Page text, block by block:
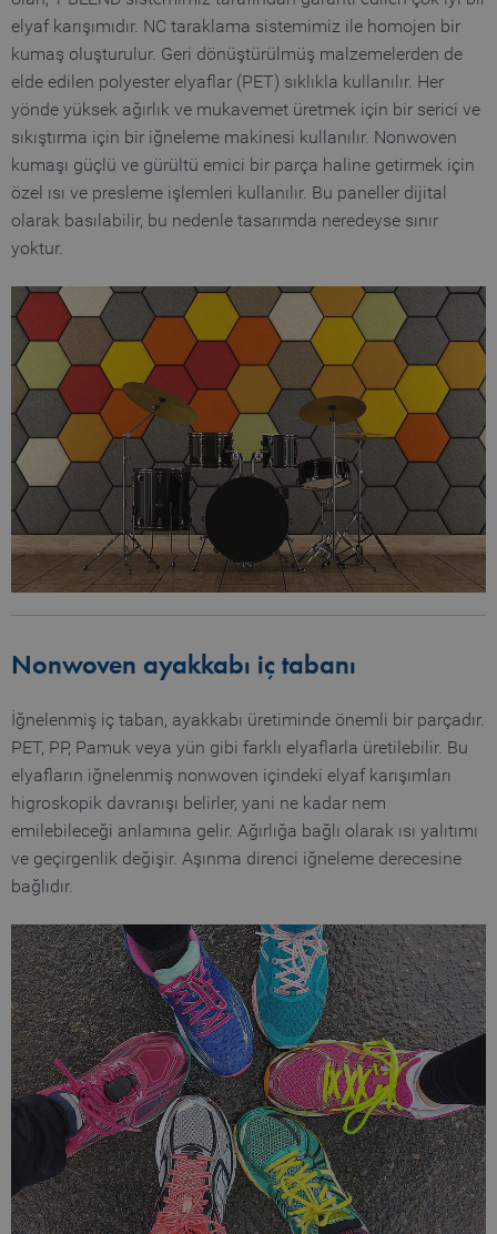
elyaf karışımıdır. NC taraklama sistemimiz ile homojen bir
kumaş oluşturulur. Geri dönüştürülmüş malzemelerden de
elde edilen polyester elyaflar (PET) sıklıkla kullanılır. Her
yönde yüksek ağırlık ve mukavemet üretmek için bir serici ve
sıkıştırma için bir iğneleme makinesi kullanılır. Nonwoven
kumaşı güçlü ve gürültü emici bir parça haline getirmek için
özel ısı ve presleme işlemleri kullanılır. Bu paneller dijital
olarak basılabilir, bu nedenle tasarımda neredeyse sınır
yoktur.
Nonwoven ayakkabı iç tabanı
İğnelenmiş iç taban, ayakkabı üretiminde önemli bir parçadır.
PET, PP, Pamuk veya yün gibi farklı elyaflarla üretilebilir. Bu
elyafların iğnelenmiş nonwoven içindeki elyaf karışımları
higroskopik davranışı belirler, yani ne kadar nem
emilebileceği anlamına gelir. Ağırlığa bağlı olarak ısı yalıtımı
ve geçirgenlik değişir. Aşınma direnci iğneleme derecesine
bağlıdır.
Functionality
Strictly necessary cookies allow core website
functionality such as user login and account
management. The website cannot be used
properly without strictly necessary cookies.
Name
Provider / Domain Expiration
MATOMO_SESSID
www.truetzschler.de Session
fe_typo_user
Typo3 Association
my-
truetzschler.com
Session
CookieScriptConsent
CookieScript
www.truetzschler.de
1 year
_pk_testcookie..undefined
www.truetzschler.de Session
_pk_testcookie.1.b06e www.truetzschler.de
_pk_ses.1.b06e www.truetzschler.de
29
minutes
51
seconds
_pk_id.1.b06e www.truetzschler.de
piwik_ignore www.truetzschler.de 2 years
Name Provider / Domain
months 4
weeks